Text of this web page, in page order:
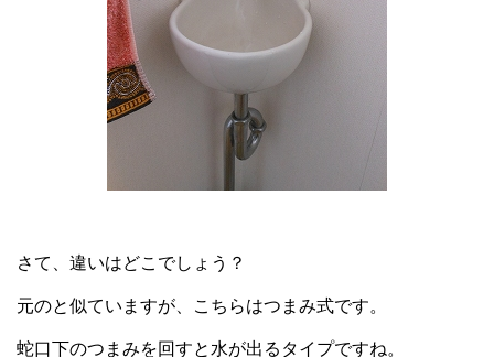
さて、違いはどこでしょう？
元のと似ていますが、こちらはつまみ式です。
蛇口下のつまみを回すと水が出るタイプですね。